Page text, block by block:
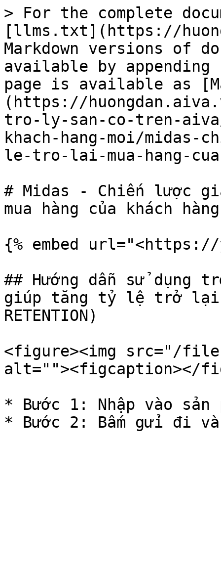
> For the complete
[llms.txt](https://
Markdown versions of
available by
page is available as
(https://
tro-ly-san-co-tren-
khach-hang-moi/
le-tro-lai-mua-hang-
# Midas - Chiến lược
mua hàng của khách
{% embed url="<https://
## Hướng dẫn sử dụng
giúp tăng tỷ lệ trở lại
RETENTION)
<figure><img src="/files/
alt=""><figcaption></
* Bước 1: Nhập vào sản